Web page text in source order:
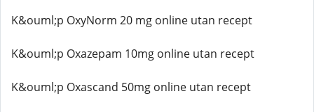
K&ouml;p OxyNorm 20 mg online utan recept
K&ouml;p Oxazepam 10mg online utan recept
K&ouml;p Oxascand 50mg online utan recept